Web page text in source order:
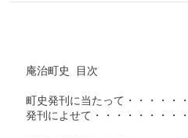
庵治町史	目次
町史発刊に当たって・・・・・
発刊によせて・・・・・・・・